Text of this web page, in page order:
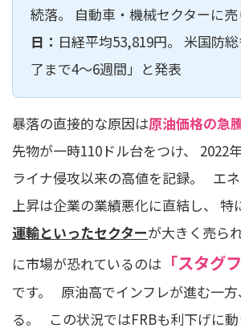
続落。 自動車・機械セクターに
日： 日経平均53,819円。 米国防
了まで4〜6週間」と発表
暴落の直接的な原因は原油価格の急
先物が一時110ドル台をつけ、 2022
ライナ侵攻以来の高値を記録。 エ
上昇は企業の業績悪化に直結し、 特
運輸といったセクターが大きく売ら
に市場が恐れているのは 「スタグ
です。 原油高でインフレが進む一
る。 この状況ではFRBも利下げに